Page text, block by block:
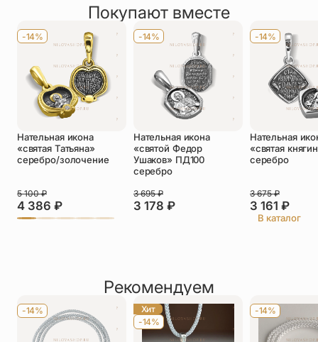
Оставить отзыв
Отзыв*
Прикрепить фото
Покупают вместе
-14%
Нательная икона
«святая Татьяна»
серебро/золочение
4 386 ₽
5 100₽
-14%
Нательная икона
«святой Федор
Ушаков» ПД100
серебро
3 178 ₽
3 695₽
-14%
Нательная
«святая
серебро
3 161 ₽
3 675₽
В каталог
Рекомендуем
-14%
Хит
-14%
-14%